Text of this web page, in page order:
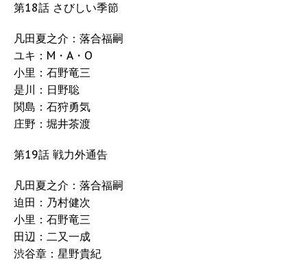
第18話 さびしい季節
凡田夏之介：落合福嗣
ユキ：M・A・O
小里：石野竜三
是川：日野聡
関島：石狩勇気
庄野：堀井茶渡
第19話 戦力外通告
凡田夏之介：落合福嗣
迫田：乃村健次
小里：石野竜三
田辺：二又一成
渋谷章：星野貴紀